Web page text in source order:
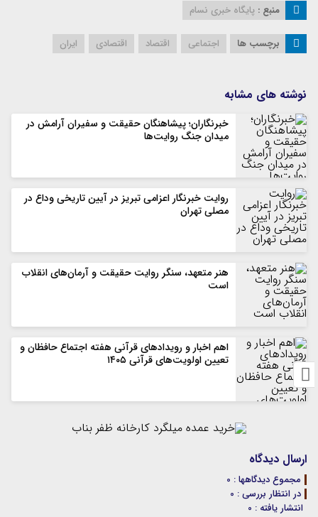
منبع : پایگاه خبری نسام
برچسب ها اجتماعی اقتصاد اقتصادی ایران
نوشته های مشابه
خبرنگاران؛ پیشاهنگان حقیقت و سفیران آرامش در
میدان جنگ روایت‌ها
روایت خبرنگار اعزامی تبریز در آیین تاریخی وداع در
مصلی تهران
هنر متعهد، سنگر روایت حقیقت و آرمان‌های انقلاب
است
اهم اخبار و رویدادهای قرآنی هفته اجتماع حافظان و
تعیین اولویت‌های قرآنی ۱۴۰۵
ارسال دیدگاه
مجموع دیدگاهها : 0
در انتظار بررسی : 0
انتشار یافته : 0